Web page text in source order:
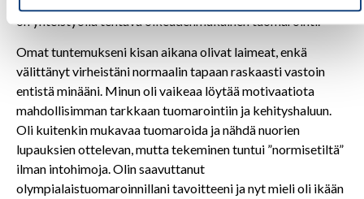
Omat tuntemukseni kisan aikana olivat laimeat, enkä
välittänyt virheistäni normaalin tapaan raskaasti vastoin
entistä minääni. Minun oli vaikeaa löytää motivaatiota
mahdollisimman tarkkaan tuomarointiin ja kehityshaluun.
Oli kuitenkin mukavaa tuomaroida ja nähdä nuorien
lupauksien ottelevan, mutta tekeminen tuntui ”normisetiltä”
ilman intohimoja. Olin saavuttanut
olympialaistuomaroinnillani tavoitteeni ja nyt mieli oli ikään